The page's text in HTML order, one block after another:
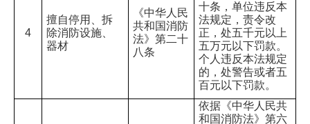
4
擅自停用、拆
除消防设施、
器材
《中华人民
共和国消防
法》第二十
八条
十条，单位违反本
法规定，责令改
正，处五千元以上
五万元以下罚款。
个人违反本法规定
的，处警告或者五
百元以下罚款。
依据《中华人民共
和国消防法》第六